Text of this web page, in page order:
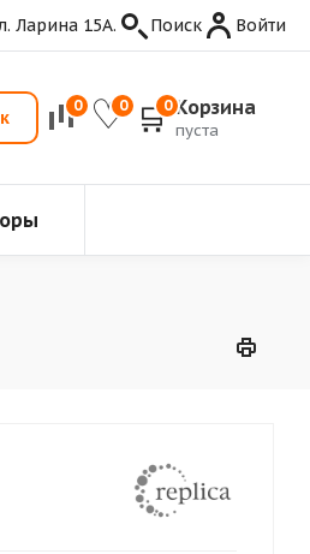
Ларина 15А. Поиск Войти
0 0 0 Корзина
пуста